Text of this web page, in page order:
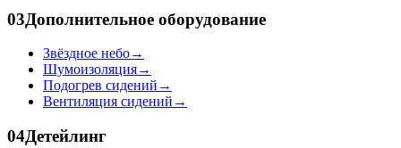
03Дополнительное оборудование
Звёздное небо→
Шумоизоляция→
Подогрев сидений →
Вентиляция сидений →
04Детейлинг